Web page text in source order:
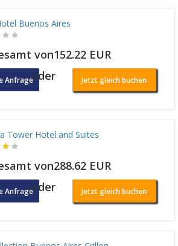
Buenos Aires
von152.22 EUR
Anfrageoder Jetzt gleich buchen
Tower Hotel and Suites
von288.62 EUR
Anfrageoder Jetzt gleich buchen